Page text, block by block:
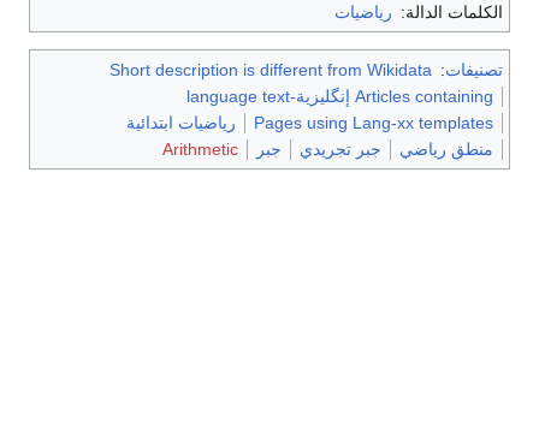
الكلمات الدالة: رياضيات
تصنيفات:
Short description is different from Wikidata
Articles containing إنگليزية-language text
Pages using Lang-xx templates
رياضيات ابتدائية
منطق رياضي
جبر تجريدي جبر Arithmetic